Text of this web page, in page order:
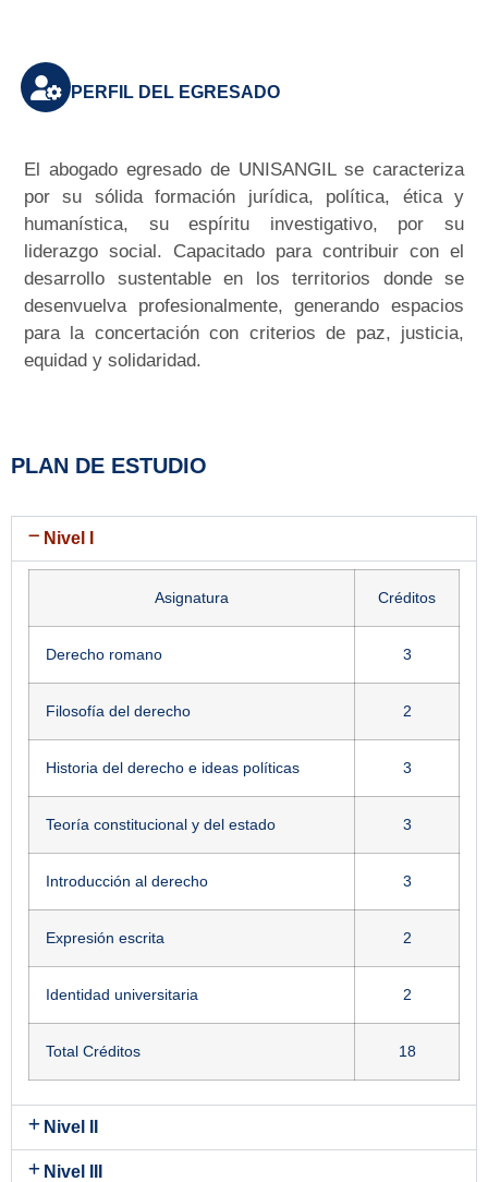
PERFIL DEL EGRESADO
El abogado egresado de UNISANGIL se caracteriza
por su sólida formación jurídica, política, ética y
humanística, su espíritu investigativo, por su
liderazgo social. Capacitado para contribuir con el
desarrollo sustentable en los territorios donde se
desenvuelva profesionalmente, generando espacios
para la concertación con criterios de paz, justicia,
equidad y solidaridad.
PLAN DE ESTUDIO
Nivel I
Asignatura Créditos
Derecho romano 3
Filosofía del derecho 2
Historia del derecho e ideas políticas 3
Teoría constitucional y del estado 3
Introducción al derecho 3
Expresión escrita 2
Identidad universitaria 2
Total Créditos 18
Nivel II
Nivel III